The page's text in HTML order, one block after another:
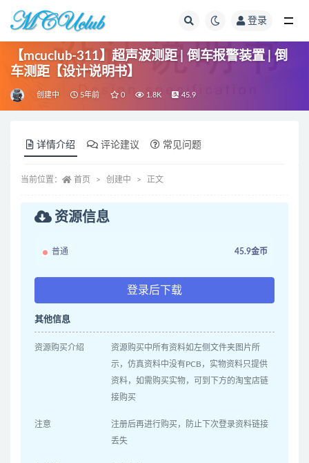
登录
【mcuclub-311】超声波测距 | 倒车报警装置 | 倒
车测距【设计说明书】
创建中 5年前 0 1.8K 45.9
详情介绍 评论建议 常见问题
当前位置： 首页 创建中 正文
资源信息
普通 45.9金币
登录后下载
其他信息
资源购买介绍
资源购买中所有资料如左侧文件夹图片所
示，仿真资料中没有PCB，实物资料只提供
资料，如需购买实物，可到下方的淘宝店链
接购买
注意
注册后再进行购买，防止下次登录资料链接
丢失